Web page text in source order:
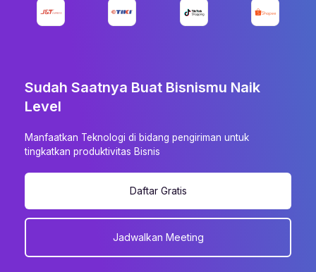
Sudah Saatnya Buat Bisnismu Naik
Level
Manfaatkan Teknologi di bidang pengiriman untuk
tingkatkan produktivitas Bisnis
Daftar Gratis
Jadwalkan Meeting